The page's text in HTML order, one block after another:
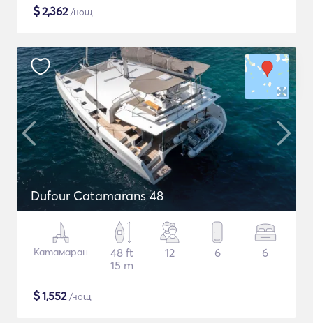
$2,362/нощ
Dufour Catamarans 48
Катамаран
48 ft
15 m
12 6 6
$1,552/нощ